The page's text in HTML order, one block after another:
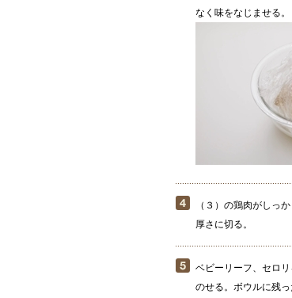
なく味をなじませる。
（３）の鶏肉がしっ
厚さに切る。
ベビーリーフ、セロ
のせる。ボウルに残